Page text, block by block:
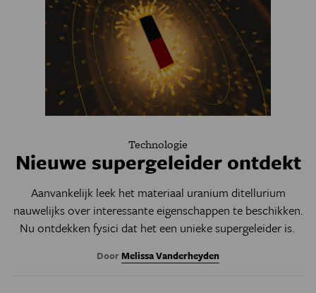
Technologie
Nieuwe supergeleider ontdekt
Aanvankelijk leek het materiaal uranium ditellurium
nauwelijks over interessante eigenschappen te beschikken.
Nu ontdekken fysici dat het een unieke supergeleider is.
DoorMelissa Vanderheyden